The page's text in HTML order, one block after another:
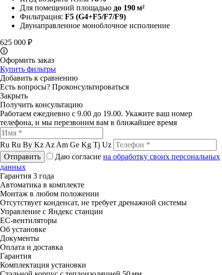
Для помещений площадью до 190 м²
Фильтрация: F5 (G4+F5/F7/F9)
Двунаправленное моноблочное исполнение
625 000 ₽
🛈
Оформить заказ
Купить фильтры
Добавить к сравнению
Есть вопросы? Проконсультироваться
Закрыть
Получить консультацию
Работаем ежедневно с 9.00 до 19.00. Укажите ваш номер
телефона, и мы перезвоним вам в ближайшее время
Ru Ru By Kz Az Am Ge Kg Tj Uz
Отправить
Даю согласие на обработку своих персональных
данных
Гарантия 3 года
Автоматика в комплекте
Монтаж в любом положении
Отсутствует конденсат, не требует дренажной системы
Управление с Яндекс станции
ЕС-вентиляторы
Об установке
Документы
Оплата и доставка
Гарантия
Комплектация установки